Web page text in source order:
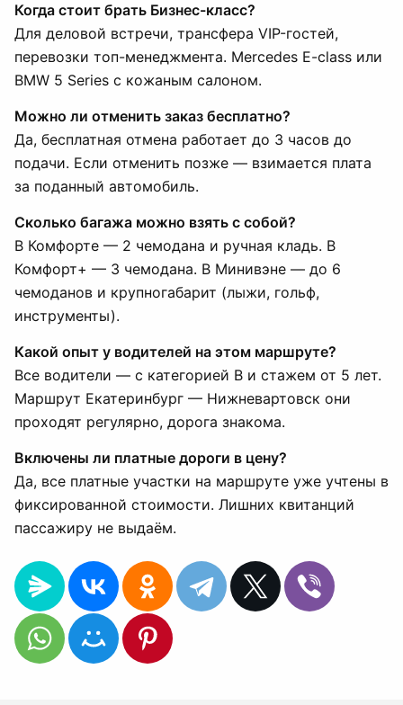
Когда стоит брать Бизнес-класс?
Для деловой встречи, трансфера VIP-гостей,
перевозки топ-менеджмента. Mercedes E-class или
BMW 5 Series с кожаным салоном.
Можно ли отменить заказ бесплатно?
Да, бесплатная отмена работает до 3 часов до
подачи. Если отменить позже — взимается плата
за поданный автомобиль.
Сколько багажа можно взять с собой?
В Комфорте — 2 чемодана и ручная кладь. В
Комфорт+ — 3 чемодана. В Минивэне — до 6
чемоданов и крупногабарит (лыжи, гольф,
инструменты).
Какой опыт у водителей на этом маршруте?
Все водители — с категорией B и стажем от 5 лет.
Маршрут Екатеринбург — Нижневартовск они
проходят регулярно, дорога знакома.
Включены ли платные дороги в цену?
Да, все платные участки на маршруте уже учтены в
фиксированной стоимости. Лишних квитанций
пассажиру не выдаём.